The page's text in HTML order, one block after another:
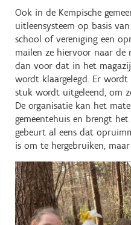
Ook in de Kempische
uitleensysteem op basis
school of vereniging een
mailen ze hiervoor naar de
dan voor dat in het
wordt klaargelegd. Er
stuk wordt uitgeleend, om
De organisatie kan het
gemeentehuis en brengt
gebeurt al eens dat
is om te hergebruiken,